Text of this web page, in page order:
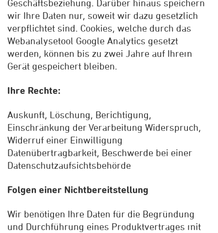
Geschäftsbeziehung. Darüber hinaus speichern
wir Ihre Daten nur, soweit wir dazu gesetzlich
verpflichtet sind. Cookies, welche durch das
Webanalysetool Google Analytics gesetzt
werden, können bis zu zwei Jahre auf Ihrem
Gerät gespeichert bleiben.
Ihre Rechte:
Auskunft, Löschung, Berichtigung,
Einschränkung der Verarbeitung Widerspruch,
Widerruf einer Einwilligung
Datenübertragbarkeit, Beschwerde bei einer
Datenschutzaufsichtsbehörde
Folgen einer Nichtbereitstellung
Wir benötigen Ihre Daten für die Begründung
und Durchführung eines Produktvertrages mit